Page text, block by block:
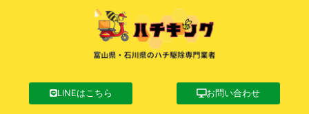
LINEはこちら お問い合わせ